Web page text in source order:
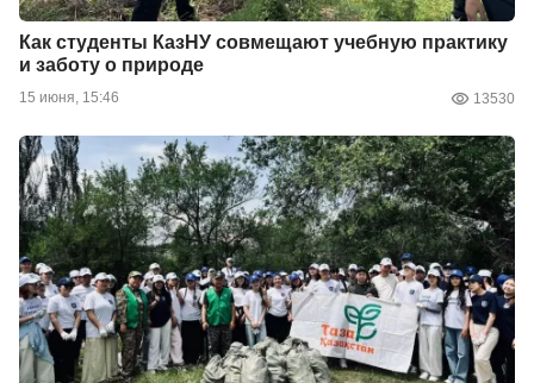
Как студенты КазНУ совмещают учебную практику
и заботу о природе
15 июня, 15:46 13530